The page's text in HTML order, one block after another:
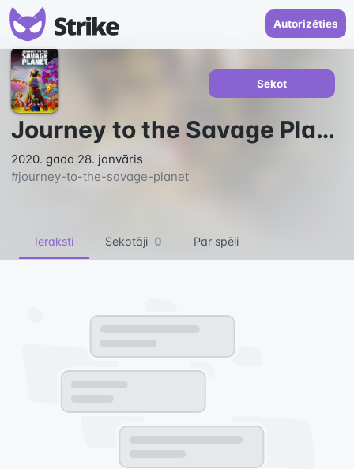
Autorizēties
Journey to the Savage Planet
2020. gada 28. janvāris
#journey-to-the-savage-planet
Sekot
Ieraksti Sekotāji 0 Par spēli